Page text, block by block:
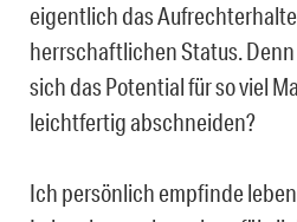
eigentlich das
herrschaftlichen Status.
sich das Potential für so viel
leichtfertig abschneiden?
Ich persönlich empfinde